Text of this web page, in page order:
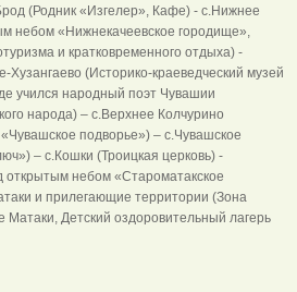
(Родник «Изгелер», Кафе) - с.Нижнее
небом «Нижнекачеевское городище»,
и кратковременного отдыха) -
(Историко-краеведческий музей
учился народный поэт Чувашии
народа) – с.Верхнее Колчурино
подворье») – с.Чувашское
– с.Кошки (Троицкая церковь) -
небом «Староматакское
и прилегающие территории (Зона
Детский оздоровительный лагерь